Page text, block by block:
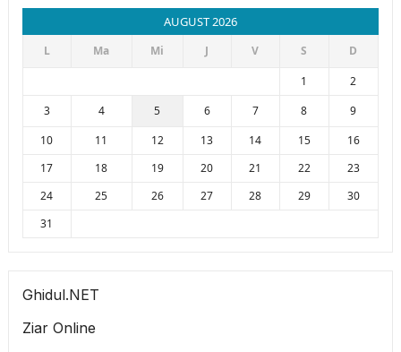
AUGUST 2026
L Ma Mi J V S
D
1
2
3
4 5 6 7 8
9
10
11 12 13 14 15
16
17
18 19 20 21 22
23
24
25 26 27 28 29
30
31
Ghidul.NET
Ziar Online